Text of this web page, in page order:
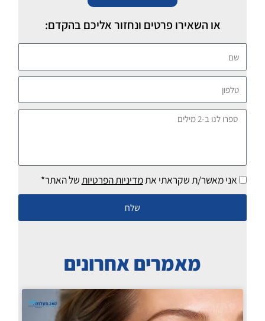
או השאירו פרטים ונחזור אליכם בהקדם:
טלפון
ספרו
מילים
אני מאשר/ת שקראתי אתמדיניות הפרטיותשל האתר*
שלח
מאמרים אחרונים